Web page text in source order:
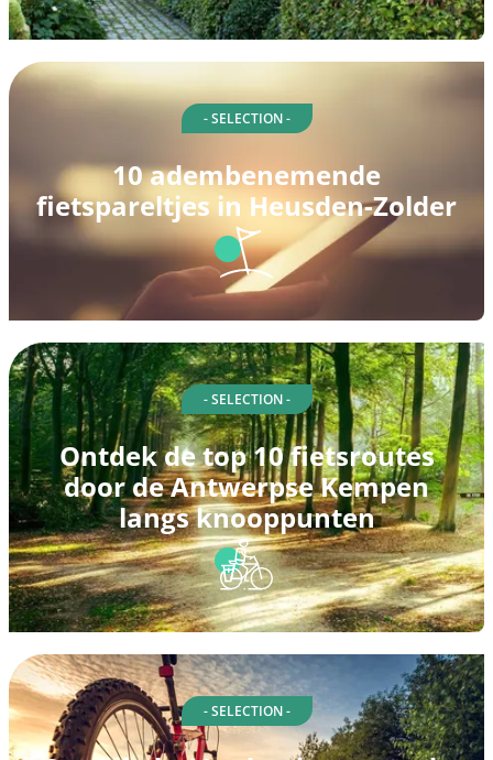
- SELECTION -
10 adembenemende
fietspareltjes in Heusden-Zolder
- SELECTION -
Ontdek de top 10 fietsroutes
door de Antwerpse Kempen
langs knooppunten
- SELECTION -